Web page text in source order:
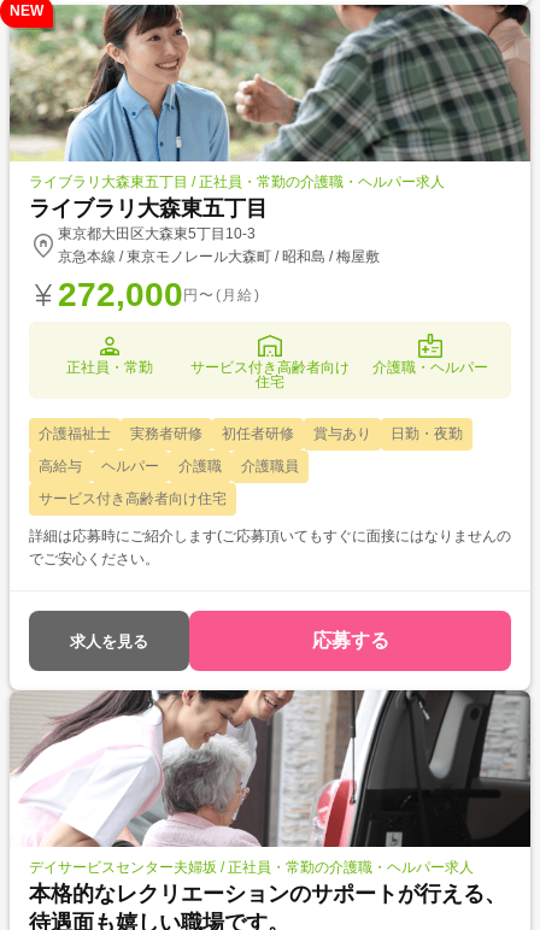
NEW
ライブラリ大森東五丁目 / 正社員・常勤の介護職・ヘルパー求人
ライブラリ大森東五丁目
東京都大田区大森東5丁目10-3
京急本線 / 東京モノレール大森町 / 昭和島 / 梅屋敷
272,000 円〜(月給)
正社員・常勤
サービス付き高齢者向け
住宅
介護職・ヘルパー
介護福祉士 実務者研修 初任者研修 賞与あり
日勤・夜勤
高給与
ヘルパー 介護職
介護職員
サービス付き高齢者向け住宅
詳細は応募時にご紹介します(ご応募頂いてもすぐに面接にはなりませんの
でご安心ください。
求人を見る 応募する
デイサービスセンター夫婦坂 / 正社員・常勤の介護職・ヘルパー求人
本格的なレクリエーションのサポートが行える、
待遇面も嬉しい職場です。